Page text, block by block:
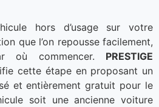
hors d’usage sur votre
que l’on repousse facilement,
où commencer. PRESTIGE
cette étape en proposant un
et entièrement gratuit pour le
soit une ancienne voiture